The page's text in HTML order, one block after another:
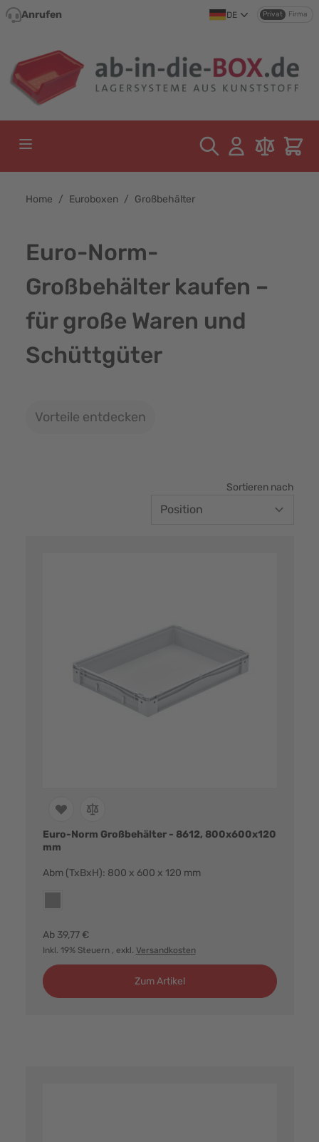
Direkt zum Inhalt
Anrufen DE Privat Firma
Home / Euroboxen / Großbehälter
Euro-Norm-
Großbehälter kaufen –
für große Waren und
Schüttgüter
Vorteile entdecken
Sortieren nach
Euro-Norm Großbehälter - 8612, 800x600x120
mm
Abm (TxBxH): 800 x 600 x 120 mm
Ab 39,77 €
Inkl. 19% Steuern , exkl. Versandkosten
Zum Artikel